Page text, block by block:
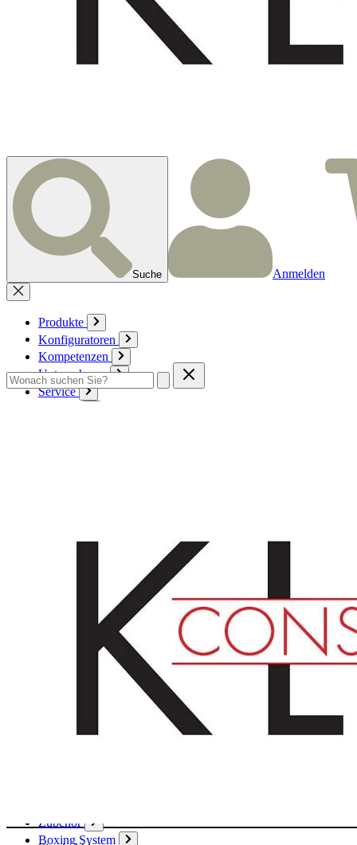
Suche Anmelden
Produkte
Konfiguratoren
Kompetenzen
Unternehmen
Service
Zubehör
Boxing System